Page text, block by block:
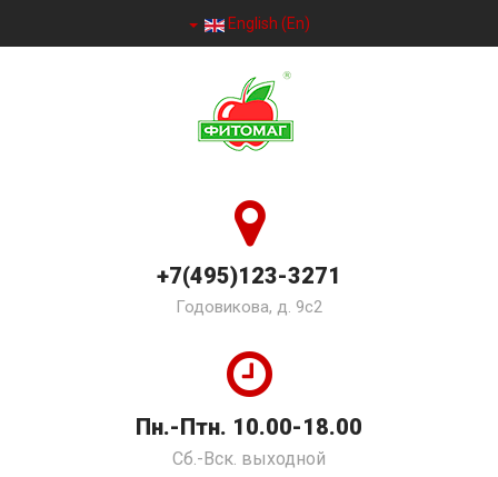
English (En)
+7(495)123-3271
Годовикова, д. 9с2
Пн.-Птн. 10.00-18.00
Сб.-Вск. выходной